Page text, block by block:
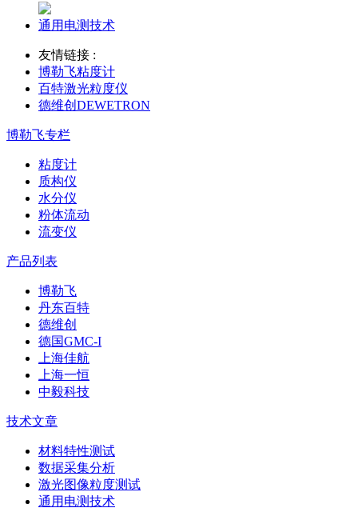
通用电测技术
友情链接 :
博勒飞粘度计
百特激光粒度仪
德维创DEWETRON
博勒飞专栏
粘度计
质构仪
水分仪
粉体流动
流变仪
产品列表
博勒飞
丹东百特
德维创
德国GMC-I
上海佳航
上海一恒
中毅科技
技术文章
材料特性测试
数据采集分析
激光图像粒度测试
通用电测技术